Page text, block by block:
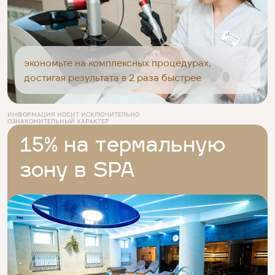
экономьте на комплексных процедурах,
достигая результата в 2 раза быстрее
ИНФОРМАЦИЯ НОСИТ ИСКЛЮЧИТЕЛЬНО
ОЗНАКОМИТЕЛЬНЫЙ ХАРАКТЕР
15% на термальную
зону в SPA